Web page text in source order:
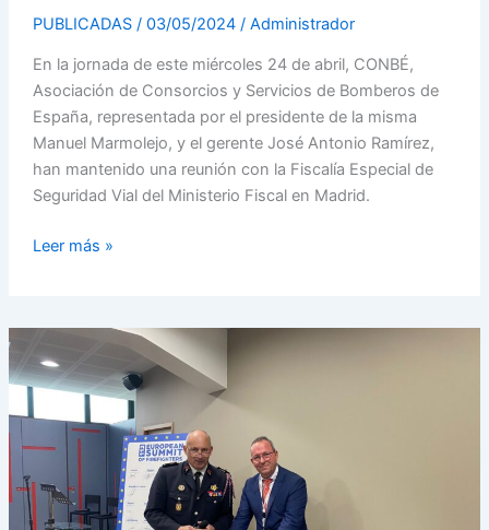
PUBLICADAS/ 03/05/2024 / Administrador
En la jornada de este miércoles 24 de abril, CONBÉ,
Asociación de Consorcios y Servicios de Bomberos de
España, representada por el presidente de la misma
Manuel Marmolejo, y el gerente José Antonio Ramírez,
han mantenido una reunión con la Fiscalía Especial de
Seguridad Vial del Ministerio Fiscal en Madrid.
Leer más »
Asociación
de
Consorcios
y
de
Bomberos